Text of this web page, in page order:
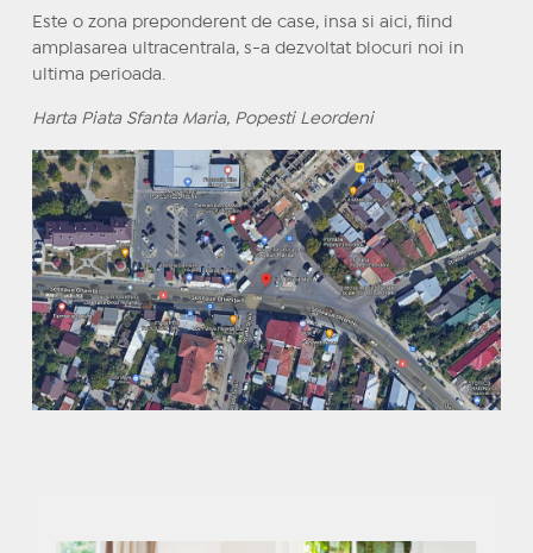
Este o zona preponderent de case, insa si aici, fiind
amplasarea ultracentrala, s-a dezvoltat blocuri noi in
ultima perioada.
Harta Piata Sfanta Maria, Popesti Leordeni